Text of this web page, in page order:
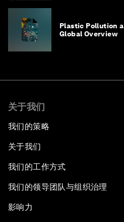
Plastic Pollution
Global Overview
关于我们
我们的策略
关于我们
我们的工作方式
我们的领导团队与组织治理
影响力